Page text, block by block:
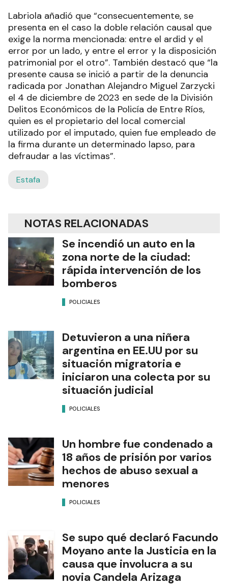
Labriola añadió que “consecuentemente, se
presenta en el caso la doble relación causal que
exige la norma mencionada: entre el ardid y el
error por un lado, y entre el error y la disposición
patrimonial por el otro”. También destacó que “la
presente causa se inició a partir de la denuncia
radicada por Jonathan Alejandro Miguel Zarzycki
el 4 de diciembre de 2023 en sede de la División
Delitos Económicos de la Policía de Entre Ríos,
quien es el propietario del local comercial
utilizado por el imputado, quien fue empleado de
la firma durante un determinado lapso, para
defraudar a las víctimas”.
Estafa
NOTAS RELACIONADAS
Se incendió un auto en la
zona norte de la ciudad:
rápida intervención de los
bomberos
POLICIALES
Detuvieron a una niñera
argentina en EE.UU por su
situación migratoria e
iniciaron una colecta por su
situación judicial
POLICIALES
Un hombre fue condenado a
18 años de prisión por varios
hechos de abuso sexual a
menores
POLICIALES
Se supo qué declaró Facundo
Moyano ante la Justicia en la
causa que involucra a su
novia Candela Arizaga